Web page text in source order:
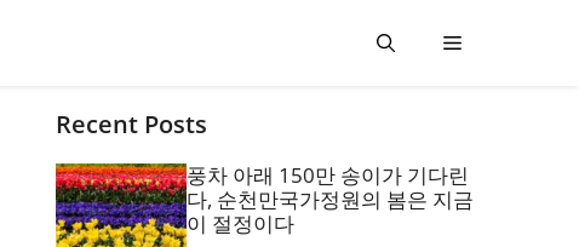
Recent Posts
풍차 아래 150만 송이가 기다린
다, 순천만국가정원의 봄은 지금
이 절정이다